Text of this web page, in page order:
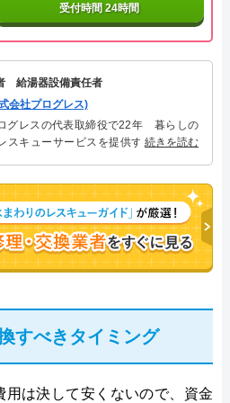
受付時間 24時間
給湯器設備責任者
会社プログレス)
グレスの代表取締役で22年 暮らしの
スキューサービスを提供する株式会社
客様に信頼される「給湯器」のスペシ
続きを読む
すべきタイミング
用は決して安くないので、資金